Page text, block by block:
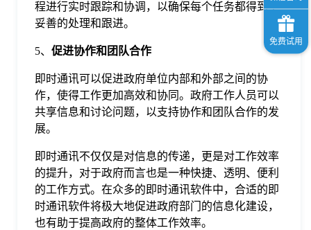
程进行实时跟踪和协调，以确保每个任务都得到了
妥善的处理和跟进。
5、 促进协作和团队合作
即时通讯可以促进政府单位内部和外部之间的协
作，使得工作更加高效和协同。政府工作人员可以
共享信息和讨论问题，以支持协作和团队合作的发
展。
即时通讯不仅仅是对信息的传递，更是对工作效率
的提升，对于政府而言也是一种快捷、透明、便利
的工作方式。在众多的即时通讯软件中，合适的即
时通讯软件将极大地促进政府部门的信息化建设，
也有助于提高政府的整体工作效率。